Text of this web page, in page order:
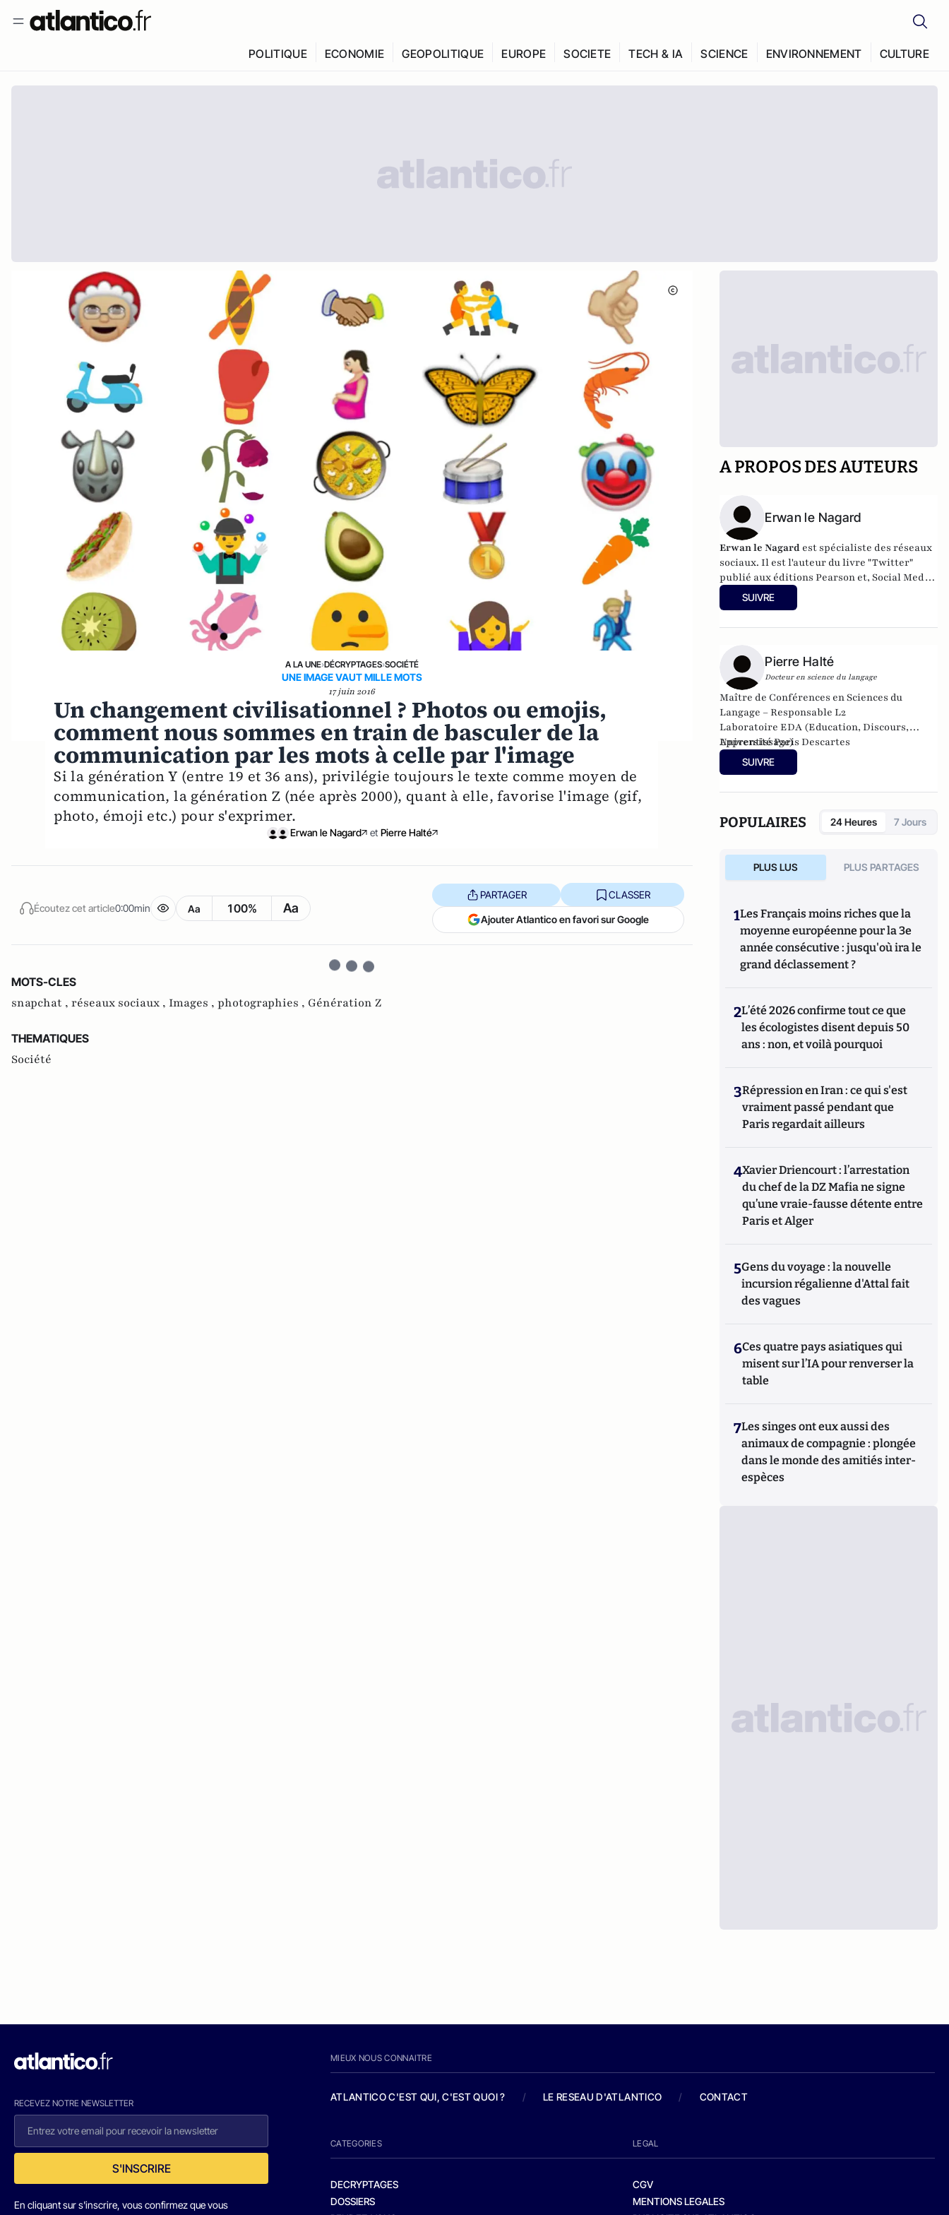
POLITIQUE ECONOMIE GEOPOLITIQUE EUROPE SOCIETE TECH & IA SCIENCE ENVIRONNEMENT CULTURE
A LA UNE›DÉCRYPTAGES›SOCIÉTÉ
UNE IMAGE VAUT MILLE MOTS
17 juin 2016
Un changement civilisationnel ? Photos ou emojis,
comment nous sommes en train de basculer de la
communication par les mots à celle par l'image
Si la génération Y (entre 19 et 36 ans), privilégie toujours le texte comme moyen de
communication, la génération Z (née après 2000), quant à elle, favorise l'image (gif,
photo, émoji etc.) pour s'exprimer.
Erwan le Nagard et Pierre Halté
Écoutez cet article0:00min Aa 100% Aa
PARTAGER CLASSER
Ajouter Atlantico en favori sur Google
MOTS-CLES
snapchat , réseaux sociaux , Images , photographies , Génération Z
THEMATIQUES
Société
A PROPOS DES AUTEURS
Erwan le Nagard
Erwan le Nagard est spécialiste des réseaux
sociaux.Il est l'auteur du livre "Twitter"
publié aux éditions Pearson et, Social Media
Marketer.Il intervient au CELSA pour
initier les étudiants aux médias numériques
SUIVRE
Pierre Halté
Docteur en science du langage
Maître de Conférences en Sciences du
Langage – Responsable L2
Laboratoire EDA (Education, Discours,
Apprentissage)
Université Paris Descartes
SUIVRE
POPULAIRES 24 Heures 7 Jours
PLUS LUS PLUS PARTAGES
1Les Français moins riches que la
moyenne européenne pour la 3e
année consécutive : jusqu'où ira le
grand déclassement ?
2L’été 2026 confirme tout ce que
les écologistes disent depuis 50
ans : non, et voilà pourquoi
3Répression en Iran : ce qui s'est
vraiment passé pendant que
Paris regardait ailleurs
4Xavier Driencourt : l’arrestation
du chef de la DZ Mafia ne signe
qu’une vraie-fausse détente entre
Paris et Alger
5Gens du voyage : la nouvelle
incursion régalienne d'Attal fait
des vagues
6Ces quatre pays asiatiques qui
misent sur l’IA pour renverser la
table
7Les singes ont eux aussi des
animaux de compagnie : plongée
dans le monde des amitiés inter-
espèces
RECEVEZ NOTRE NEWSLETTER
S'INSCRIRE
En cliquant sur s'inscrire, vous confirmez que vous
MIEUX NOUS CONNAITRE
ATLANTICO C'EST QUI, C'EST QUOI ? / LE RESEAU D'ATLANTICO / CONTACT
CATEGORIES
DECRYPTAGES
DOSSIERS
LEGAL
CGV
MENTIONS LEGALES